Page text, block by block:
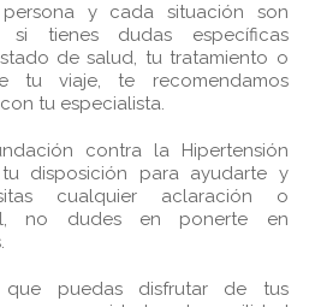
y cada situación son
si tienes dudas específicas
de salud, tu tratamiento o
tu viaje, te recomendamos
tu especialista.
contra la Hipertensión
disposición para ayudarte y
cualquier aclaración o
no dudes en ponerte en
puedas disfrutar de tus